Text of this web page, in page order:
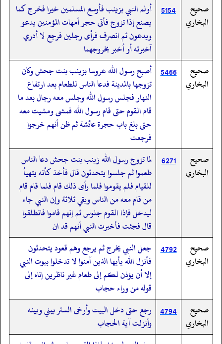
صحيح
البخاري
5154 أولم النبي بزينب فأوسع المسلمين خيرا فخرج كما
يصنع إذا تزوج فأتى حجر أمهات المؤمنين يدعو
ويدعون ثم انصرف فرأى رجلين فرجع لا أدري
آخبرته أو أخبر بخروجهما
صحيح
البخاري
5466 أصبح رسول الله عروسا بزينب بنت جحش وكان
تزوجها بالمدينة فدعا الناس للطعام بعد ارتفاع
النهار فجلس رسول الله وجلس معه رجال بعد ما
قام القوم حتى قام رسول الله فمشى ومشيت معه
حتى بلغ باب حجرة عائشة ثم ظن أنهم خرجوا
فرجعت
صحيح
البخاري
6271
لما تزوج رسول الله زينب بنت جحش دعا الناس
طعموا ثم جلسوا يتحدثون قال فأخذ كأنه يتهيأ
للقيام فلم يقوموا فلما رأى ذلك قام فلما قام قام
من قام معه من الناس وبقي ثلاثة وإن النبي جاء
ليدخل فإذا القوم جلوس ثم إنهم قاموا فانطلقوا
قال فجئت فأخبرت النبي أنهم قد ان
صحيح
البخاري
4792 جعل النبي يخرج ثم يرجع وهم قعود يتحدثون
فأنزل الله يأيها الذين آمنوا لا تدخلوا بيوت النبي
إلا أن يؤذن لكم إلى طعام غير ناظرين إناه إلى
قوله من وراء حجاب
صحيح
البخاري
4794 رجع حتى دخل البيت وأرخى الستر بيني وبينه
وأنزلت آية الحجاب